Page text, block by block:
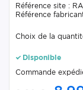
Référence site :
Référence
Choix de la
Disponible
Commande